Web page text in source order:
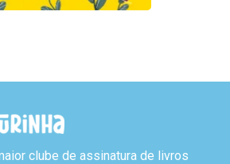
clube de assinatura de livros